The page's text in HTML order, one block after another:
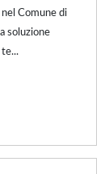
Comune di
soluzione